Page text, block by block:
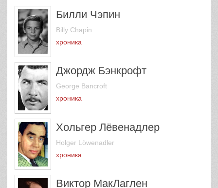
Билли Чэпин
Billy Chapin
хроника
Джордж Бэнкрофт
George Bancroft
хроника
Хольгер Лёвенадлер
Holger Löwenadler
хроника
Виктор МакЛаглен